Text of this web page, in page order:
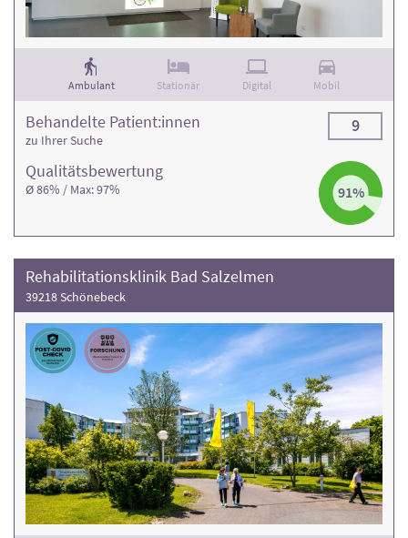
Ambulant Stationär Digital Mobil
Qualitäts­bewertung
Ø 86% / Max: 97% 91%
Behandelte Patient:innen
zu Ihrer Suche
9
Rehabilitationsklinik Bad Salzelmen
39218 Schönebeck